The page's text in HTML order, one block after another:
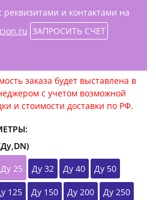
реквизитами и контактами на
ЗАПРОСИТЬ СЧЕТ
заказа будет выставлена в
с учетом возможной
и стоимости доставки по РФ.
Ду 25 Ду 32 Ду 40 Ду 50
125 Ду 150 Ду 200
Ду 250